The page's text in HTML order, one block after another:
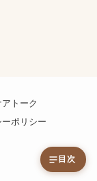
トーク
ポリシー
目次